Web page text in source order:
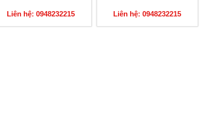
Liên hệ: 0948232215 Liên hệ: 0948232215